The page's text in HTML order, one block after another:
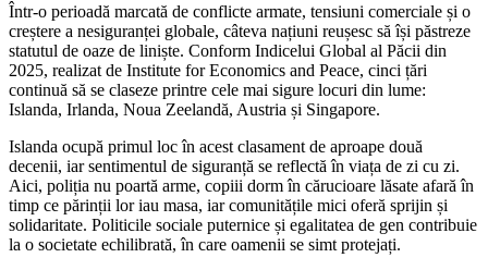
Într-o perioadă marcată de conflicte armate, tensiuni comerciale și o
creștere a nesiguranței globale, câteva națiuni reușesc să își păstreze
statutul de oaze de liniște. Conform Indicelui Global al Păcii din
2025, realizat de Institute for Economics and Peace, cinci țări
continuă să se claseze printre cele mai sigure locuri din lume:
Islanda, Irlanda, Noua Zeelandă, Austria și Singapore.
Islanda ocupă primul loc în acest clasament de aproape două
decenii, iar sentimentul de siguranță se reflectă în viața de zi cu zi.
Aici, poliția nu poartă arme, copiii dorm în cărucioare lăsate afară în
timp ce părinții lor iau masa, iar comunitățile mici oferă sprijin și
solidaritate. Politicile sociale puternice și egalitatea de gen contribuie
la o societate echilibrată, în care oamenii se simt protejați.